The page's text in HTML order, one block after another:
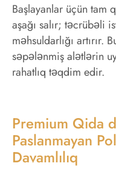
Başlayanlar üçün tam
aşağı salır; təcrübəli
məhsuldarlığı artırır.
səpələnmiş alətlərin
rahatlıq təqdim edir.
Premium Qida
Paslanmayan
Davamlılıq